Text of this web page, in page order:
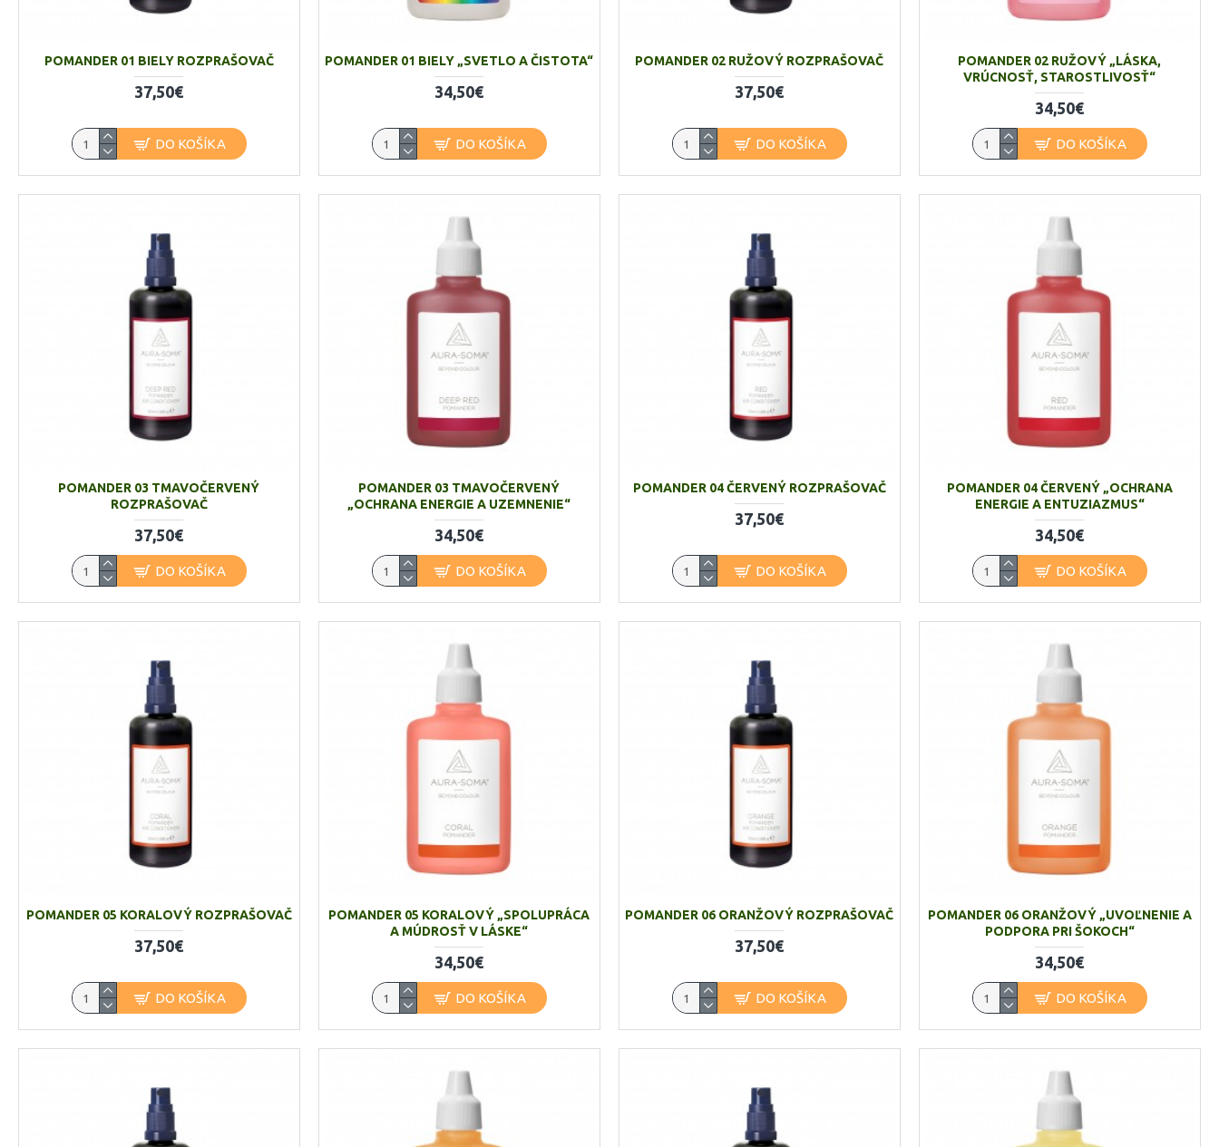
POMANDER 01 BIELY ROZPRAŠOVAČ
37,50€
DO KOŠÍKA
POMANDER 01 BIELY „SVETLO A ČISTOTA“
34,50€
DO KOŠÍKA
POMANDER 02 RUŽOVÝ ROZPRAŠOVAČ
37,50€
DO KOŠÍKA
POMANDER 02 RUŽOVÝ „LÁSKA,
VRÚCNOSŤ, STAROSTLIVOSŤ“
34,50€
DO KOŠÍKA
POMANDER 03 TMAVOČERVENÝ
ROZPRAŠOVAČ
37,50€
DO KOŠÍKA
POMANDER 03 TMAVOČERVENÝ
„OCHRANA ENERGIE A UZEMNENIE“
34,50€
DO KOŠÍKA
POMANDER 04 ČERVENÝ ROZPRAŠOVAČ
37,50€
DO KOŠÍKA
POMANDER 04 ČERVENÝ „OCHRANA
ENERGIE A ENTUZIAZMUS“
34,50€
DO KOŠÍKA
POMANDER 05 KORALOVÝ ROZPRAŠOVAČ
37,50€
DO KOŠÍKA
POMANDER 05 KORALOVÝ „SPOLUPRÁCA
A MÚDROSŤ V LÁSKE“
34,50€
DO KOŠÍKA
POMANDER 06 ORANŽOVÝ ROZPRAŠOVAČ
37,50€
DO KOŠÍKA
POMANDER 06 ORANŽOVÝ „UVOĽNENIE A
PODPORA PRI ŠOKOCH“
34,50€
DO KOŠÍKA